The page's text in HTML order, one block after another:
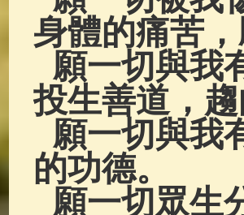
身體的痛苦
願一切與我
投生善道，
願一切與我
的功德。
願一切眾生